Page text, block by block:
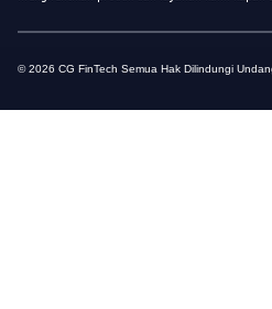
© 2026 CG FinTech Semua Hak Dilindungi